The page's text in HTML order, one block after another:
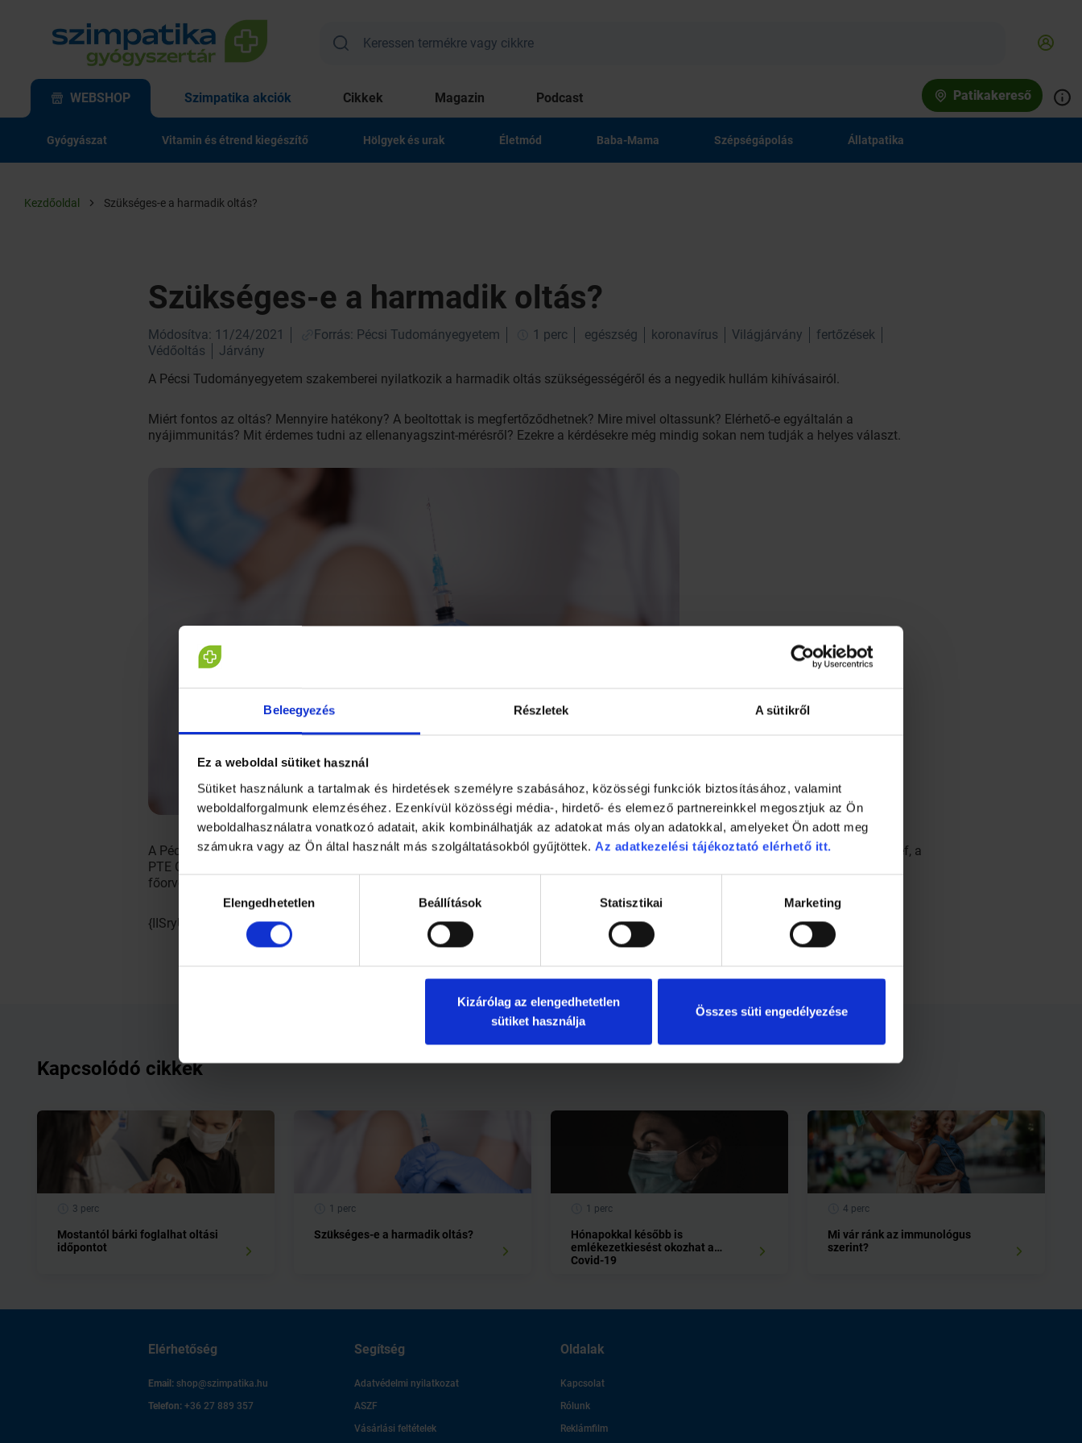
Beleegyezés Részletek A sütikről
Ez a weboldal sütiket használ
Sütiket használunk a tartalmak és hirdetések személyre szabásához, közösségi funkciók biztosításához, valamint
weboldalforgalmunk elemzéséhez. Ezenkívül közösségi média-, hirdető- és elemező partnereinkkel megosztjuk az Ön
weboldalhasználatra vonatkozó adatait, akik kombinálhatják az adatokat más olyan adatokkal, amelyeket Ön adott meg
számukra vagy az Ön által használt más szolgáltatásokból gyűjtöttek. Az adatkezelési tájékoztató elérhető itt.
kiválasztásaElengedhetetlen Beállítások Statisztikai Marketing
Kizárólag az elengedhetetlen
sütiket használja
Összes süti engedélyezése
WEBSHOP Szimpatika akciók Cikkek Magazin Podcast Patikakereső
Gyógyászat Vitamin és étrend kiegészítő Hölgyek és urak Életmód Baba-Mama Szépségápolás Állatpatika
Kezdőoldal Szükséges-e a harmadik oltás?
Szükséges-e a harmadik oltás?
Módosítva: 11/24/2021 Forrás: Pécsi Tudományegyetem 1 perc egészség koronavírus Világjárvány
fertőzések
Védőoltás
Járvány
A Pécsi Tudományegyetem szakemberei nyilatkozik a harmadik oltás szükségességéről és a negyedik hullám kihívásairól.
Miért fontos az oltás? Mennyire hatékony? A beoltottak is megfertőződhetnek? Mire mivel oltassunk? Elérhető-e egyáltalán a
nyájimmunitás? Mit érdemes tudni az ellenanyagszint-mérésről? Ezekre a kérdésekre még mindig sokan nem tudják a helyes választ.
A Pécsi Tudományegyetem szakemberei, Prof. Dr. Jakab Ferenc, a Virológiai Nemzeti Laboratórium vezetője, Prof. Dr. Betlehem József, a
PTE Operatív Stáb vezetője, Dr. Péterfi Zoltán, a PTE KK Infektológiai Osztály vezetője és Dr. Tibold Antal, a Klinikai Központ vezető
főorvosa beszéltek a témáról és a negyedik hullám kihívásairól:
{IISryU1Py3Y}
Kapcsolódó cikkek
3 perc
Mostantól bárki foglalhat oltási
időpontot
1 perc
Szükséges-e a harmadik oltás?
1 perc
Hónapokkal később is
emlékezetkiesést okozhat a
Covid-19
4 perc
Mi vár ránk az immunológus
szerint?
Elérhetőség
Email: shop@szimpatika.hu
Telefon: +36 27 889 357
Segítség
Adatvédelmi nyilatkozat
ASZF
Vásárlási feltételek
Oldalak
Kapcsolat
Rólunk
Reklámfilm